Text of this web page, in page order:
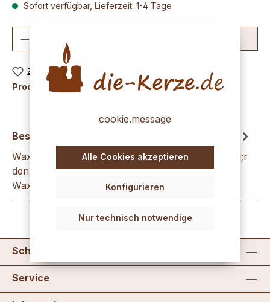
Sofort verfügbar, Lieferzeit: 1-4 Tage
Produkt Anzahl: Gib den
Zum Merkzettel hinzufügen
Produktnummer: K1065-14
Beschreibung
WaxBreakies hellblau 200g WaxBreakies - f&uuml;r
den besonderen Effekt beim Kerzengie&szlig;en!
WaxBreakies sind kleine…Mehr
Schreib uns
Service
cookie.message
Nur technisch notwendige
Konfigurieren
Alle Cookies akzeptieren